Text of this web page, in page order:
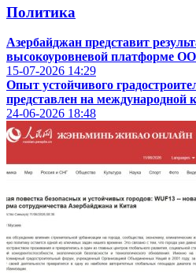
Политика
Азербайджан представит
высокоуровневой платформе
15-07-2026 14:29
Опыт устойчивого
представлен на международной
24-06-2026 18:48